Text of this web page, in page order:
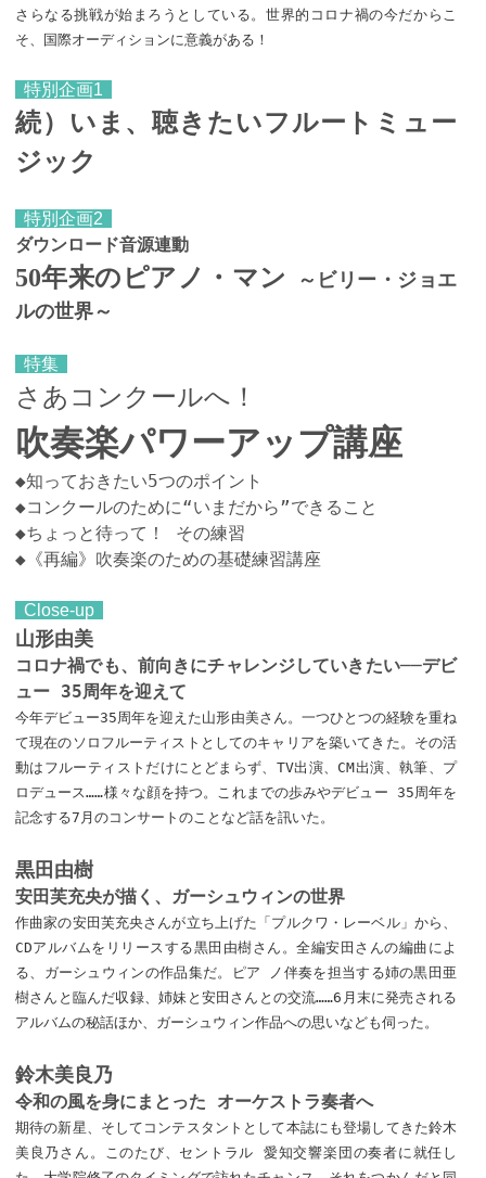
さらなる挑戦が始まろうとしている。世界的コロナ禍の今だからこ
そ、国際オーディションに意義がある！
特別企画1
続）いま、聴きたいフルートミュー
ジック
特別企画2
ダウンロード音源連動
50年来のピアノ・マン
～ビリー・ジョエ
ルの世界～
特集
さあコンクールへ！
吹奏楽パワーアップ講座
◆知っておきたい5つのポイント
◆コンクールのために“いまだから”できること
◆ちょっと待って！ その練習
◆《再編》吹奏楽のための基礎練習講座
Close-up
山形由美
コロナ禍でも、前向きにチャレンジしていきたい──デビ
ュー 35周年を迎えて
今年デビュー35周年を迎えた山形由美さん。一つひとつの経験を重ね
て現在のソロフルーティストとしてのキャリアを築いてきた。その活
動はフルーティストだけにとどまらず、TV出演、CM出演、執筆、プ
ロデュース……様々な顔を持つ。これまでの歩みやデビュー 35周年を
記念する7月のコンサートのことなど話を訊いた。
黒田由樹
安田芙充央が描く、ガーシュウィンの世界
作曲家の安田芙充央さんが立ち上げた「プルクワ・レーベル」から、
CDアルバムをリリースする黒田由樹さん。全編安田さんの編曲によ
る、ガーシュウィンの作品集だ。ピア ノ伴奏を担当する姉の黒田亜
樹さんと臨んだ収録、姉妹と安田さんとの交流……6月末に発売される
アルバムの秘話ほか、ガーシュウィン作品への思いなども伺った。
鈴木美良乃
令和の風を身にまとった オーケストラ奏者へ
期待の新星、そしてコンテスタントとして本誌にも登場してきた鈴木
美良乃さん。このたび、セントラル 愛知交響楽団の奏者に就任し